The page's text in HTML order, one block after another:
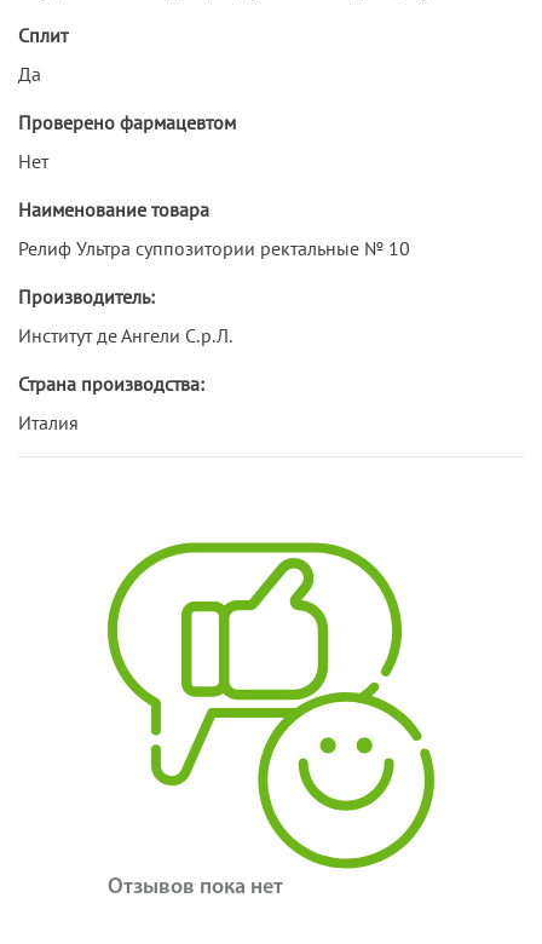
Сплит
Да
Проверено фармацевтом
Нет
Наименование товара
Релиф Ультра суппозитории ректальные № 10
Производитель:
Институт де Ангели С.р.Л.
Страна производства:
Италия
Отзывов пока нет